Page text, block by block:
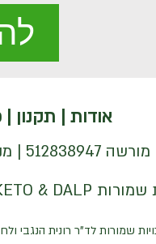
אודות תקנון |
| 058-4637331 |
שמורות לד"ר רונית הנגבי